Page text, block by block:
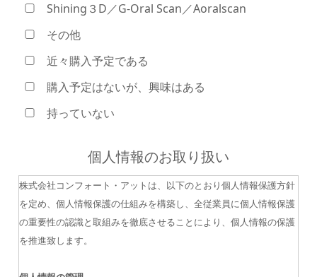
Shining３D／G-Oral Scan／Aoralscan
その他
近々購入予定である
購入予定はないが、興味はある
持っていない
個人情報のお取り扱い
株式会社コンフォート・アットは、以下のとおり個人情報保護方針
を定め、個人情報保護の仕組みを構築し、全従業員に個人情報保護
の重要性の認識と取組みを徹底させることにより、個人情報の保護
を推進致します。